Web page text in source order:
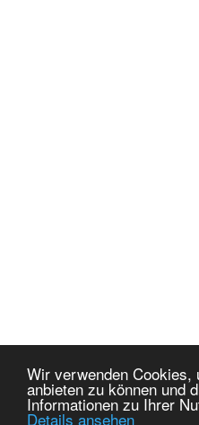
Wir verwenden Cookies,
anbieten zu können und
Informationen zu Ihrer
Details ansehen